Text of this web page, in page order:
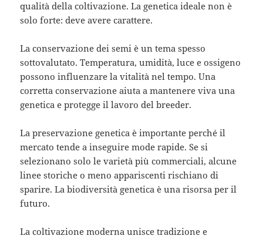
qualità della coltivazione. La genetica ideale non è
solo forte: deve avere carattere.
La conservazione dei semi è un tema spesso
sottovalutato. Temperatura, umidità, luce e ossigeno
possono influenzare la vitalità nel tempo. Una
corretta conservazione aiuta a mantenere viva una
genetica e protegge il lavoro del breeder.
La preservazione genetica è importante perché il
mercato tende a inseguire mode rapide. Se si
selezionano solo le varietà più commerciali, alcune
linee storiche o meno appariscenti rischiano di
sparire. La biodiversità genetica è una risorsa per il
futuro.
La coltivazione moderna unisce tradizione e